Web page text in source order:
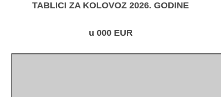
TABLICI ZA KOLOVOZ 2026. GODINE
u 000 EUR